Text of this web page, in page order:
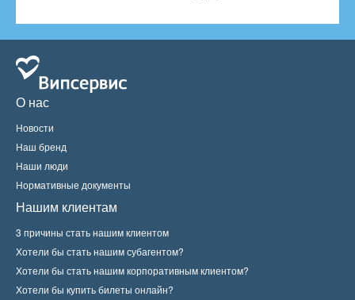
О нас
Новости
Наш бренд
Наши люди
Нормативные документы
Нашим клиентам
3 причины стать нашим клиентом
Хотели бы стать нашим субагентом?
Хотели бы стать нашим корпоративным клиентом?
Хотели бы купить билеты онлайн?